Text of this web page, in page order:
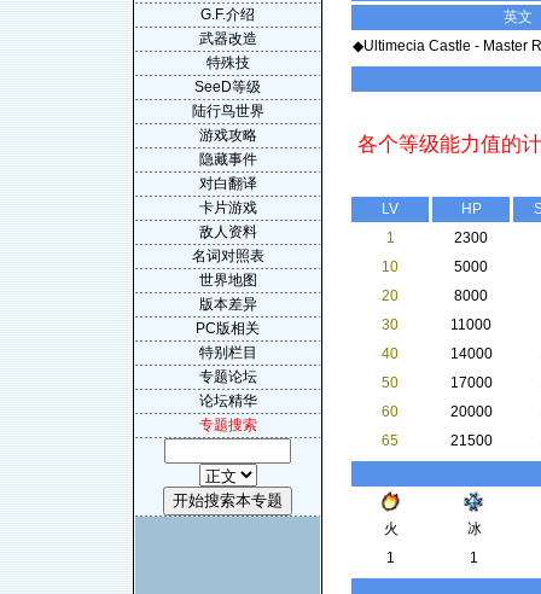
英文
◆Ultimecia Castle - Master
各个等级能力值的
LV HP
1
2300
10
5000
20
8000
30
11000
40
14000
50
17000
60
20000
65
21500
火
冰
1
1
G.F.介绍
武器改造
特殊技
SeeD等级
陆行鸟世界
游戏攻略
隐藏事件
对白翻译
卡片游戏
敌人资料
名词对照表
世界地图
版本差异
PC版相关
特别栏目
专题论坛
论坛精华
专题搜索